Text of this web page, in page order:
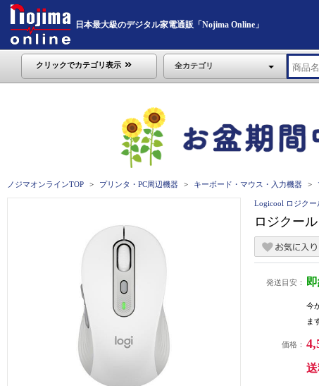
日本最大級のデジタル家電通販「Nojima Online」
クリックでカテゴリ表示 全カテゴリ
ノジマオンラインTOP プリンタ・PC周辺機器 キーボード・マウス・入力機器
Logicool ロジクー
ロジクー
発送目安：
今
ま
価格：